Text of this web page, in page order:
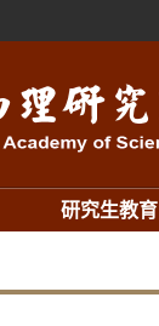
研究生教育